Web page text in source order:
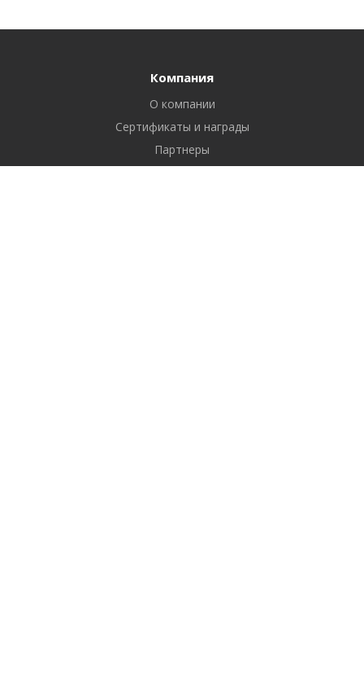
Компания
О компании
Сертификаты и награды
Партнеры